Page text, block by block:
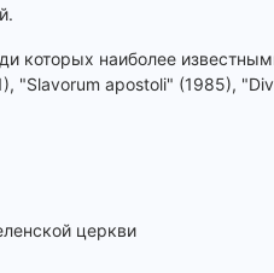
которых наиболее
"Slavorum apostoli" (1985),
церкви